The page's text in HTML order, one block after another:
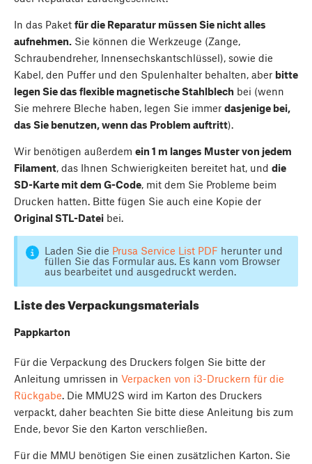
In das Paket für die Reparatur müssen Sie nicht alles
aufnehmen. Sie können die Werkzeuge (Zange,
Schraubendreher, Innensechskantschlüssel), sowie die
Kabel, den Puffer und den Spulenhalter behalten, aber bitte
legen Sie das flexible magnetische Stahlblech bei (wenn
Sie mehrere Bleche haben, legen Sie immer dasjenige bei,
das Sie benutzen, wenn das Problem auftritt).
Wir benötigen außerdem ein 1 m langes Muster von jedem
Filament, das Ihnen Schwierigkeiten bereitet hat, und die
SD-Karte mit dem G-Code, mit dem Sie Probleme beim
Drucken hatten. Bitte fügen Sie auch eine Kopie der
Original STL-Datei bei.
Laden Sie die Prusa Service List PDF herunter und
füllen Sie das Formular aus. Es kann vom Browser
aus bearbeitet und ausgedruckt werden.
Liste des Verpackungsmaterials
Pappkarton
Für die Verpackung des Druckers folgen Sie bitte der
Anleitung umrissen in Verpacken von i3-Druckern für die
Rückgabe. Die MMU2S wird im Karton des Druckers
verpackt, daher beachten Sie bitte diese Anleitung bis zum
Ende, bevor Sie den Karton verschließen.
Für die MMU benötigen Sie einen zusätzlichen Karton. Sie